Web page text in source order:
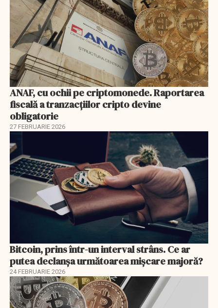
ANAF, cu ochii pe criptomonede. Raportarea
fiscală a tranzacțiilor cripto devine
obligatorie
27 FEBRUARIE 2026
Bitcoin, prins într-un interval strâns. Ce ar
putea declanșa următoarea mișcare majoră?
24 FEBRUARIE 2026